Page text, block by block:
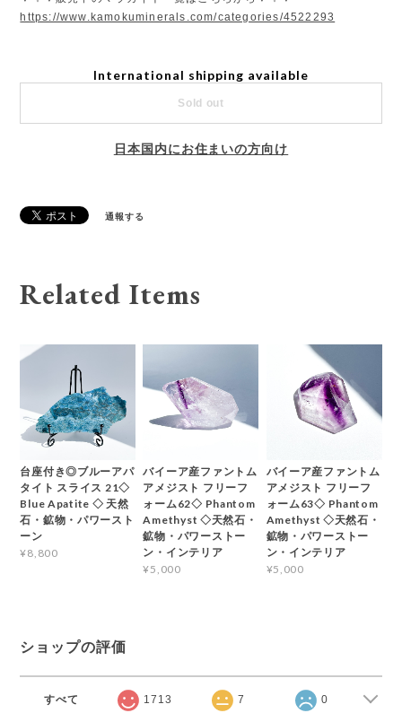
https://www.kamokuminerals.com/categories/4522293
International shipping available
Sold out
日本国内にお住まいの方向け
通報する
Related Items
台座付き◎ブルーアパ
タイト スライス 21◇
Blue Apatite ◇ 天然
石・鉱物・パワースト
ーン
¥8,800
バイーア産ファントム
アメジスト フリーフ
ォーム62◇ Phantom
Amethyst ◇天然石・
鉱物・パワーストー
ン・インテリア
¥5,000
バイーア産ファントム
アメジスト フリーフ
ォーム63◇ Phantom
Amethyst ◇天然石・
鉱物・パワーストー
ン・インテリア
¥5,000
ショップの評価
すべて 1713 7 0